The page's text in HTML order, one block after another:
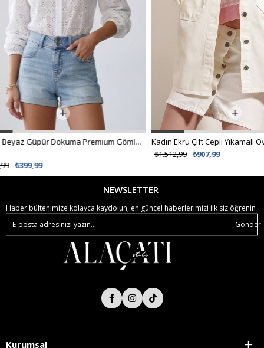
Kadın Ekru Çift Cepli Yıkamalı Oversize Denim Ceket ALC-X8152
NEWSLETTER
Haber bültenimize kolayca kaydolun, en güncel haberlerimizi ilk siz öğrenin
Gönder
Kurumsal